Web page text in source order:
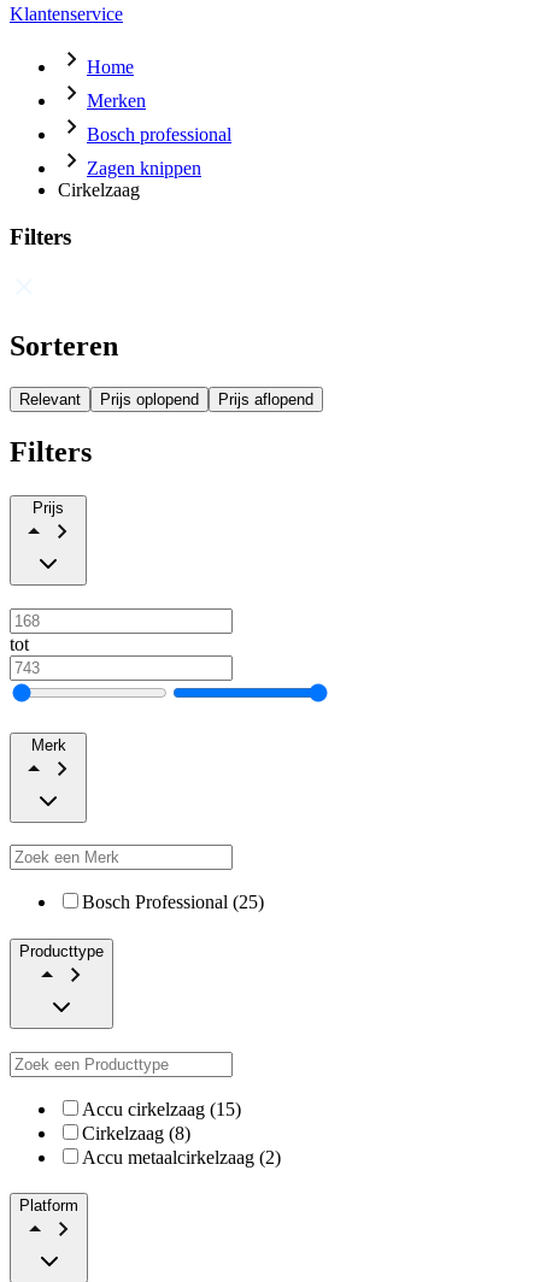
Klantenservice
Home
Merken
Bosch professional
Zagen knippen
Cirkelzaag
Filters
Sorteren
Relevant Prijs oplopend Prijs aflopend
Filters
Prijs
tot
Merk
Bosch Professional (25)
Producttype
Accu cirkelzaag (15)
Cirkelzaag (8)
Accu metaalcirkelzaag (2)
Platform